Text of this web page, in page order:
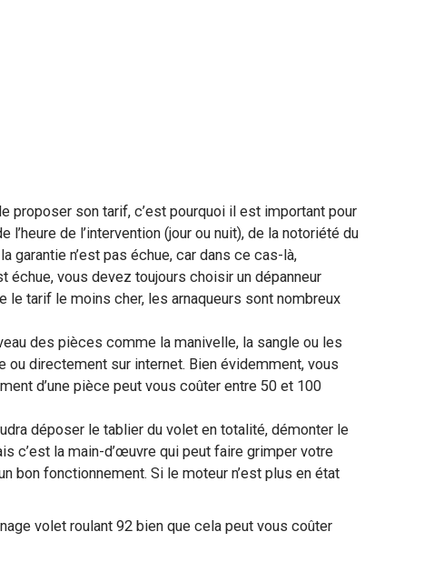
proposer son tarif, c’est pourquoi il est important pour
de l’intervention (jour ou nuit), de la notoriété du
garantie n’est pas échue, car dans ce cas-là,
échue, vous devez toujours choisir un dépanneur
tarif le moins cher, les arnaqueurs sont nombreux
des pièces comme la manivelle, la sangle ou les
directement sur internet. Bien évidemment, vous
d’une pièce peut vous coûter entre 50 et 100
déposer le tablier du volet en totalité, démonter le
c’est la main-d’œuvre qui peut faire grimper votre
bon fonctionnement. Si le moteur n’est plus en état
volet roulant 92 bien que cela peut vous coûter